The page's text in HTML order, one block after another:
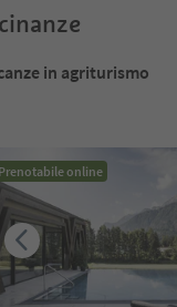
in agriturismo
Prenotabile online